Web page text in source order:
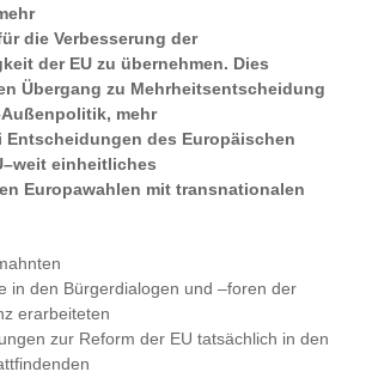
die Verbesserung der
der EU zu übernehmen. Dies
Übergang zu Mehrheitsentscheidung
Außenpolitik, mehr
Entscheidungen des Europäischen
–weit einheitliches
Europawahlen mit transnationalen
in den Bürgerdialogen und –foren der
erarbeiteten
zur Reform der EU tatsächlich in den